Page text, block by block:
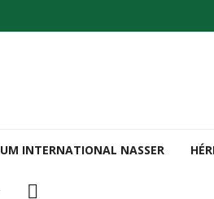
INTERNATIONAL NASSER